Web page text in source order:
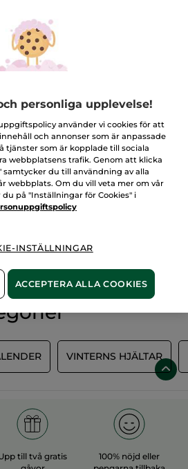
SORTERA EFTER
60 hektar
VINTERNS HJÄLTAR
till två gratis
100% nöjd eller
personliga upplevelse!
använder vi cookies för att
och annonser som är anpassade
tjänster som är kopplade till sociala
webbplatsens trafik. Genom att klicka
samtycker du till användning av alla
webbplats. Om du vill veta mer om vår
på "Inställningar för Cookies" i
INSTÄLLNINGAR
ACCEPTERA ALLA COOKIES